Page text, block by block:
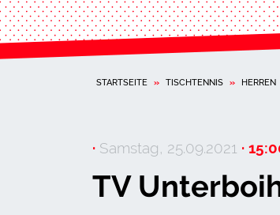
STARTSEITE » TISCHTENNIS » HERREN
· Samstag, 25.09.2021 ·
TV